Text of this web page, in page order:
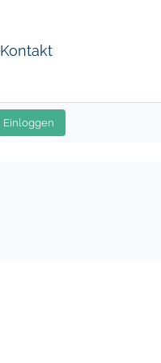
Kontakt
Einloggen